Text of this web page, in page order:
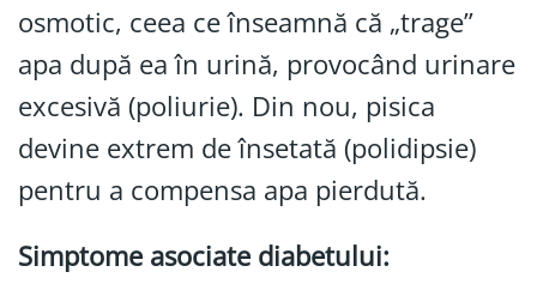
osmotic, ceea ce înseamnă că „trage”
apa după ea în urină, provocând urinare
excesivă (poliurie). Din nou, pisica
devine extrem de însetată (polidipsie)
pentru a compensa apa pierdută.
Simptome asociate diabetului: